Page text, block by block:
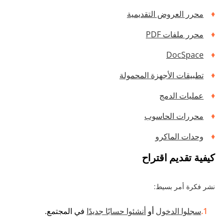
محرر العروض التقديمية
محرر ملفات PDF
DocSpace
تطبيقات الأجهزة المحمولة
عمليات الدمج
محررات الحاسوب
وحدات الماكرو
كيفية تقديم اقتراح
نشر فكرة أمر بسيط:
سجلوا الدخول أو أنشئوا حسابًا جديدًا في المجتمع.